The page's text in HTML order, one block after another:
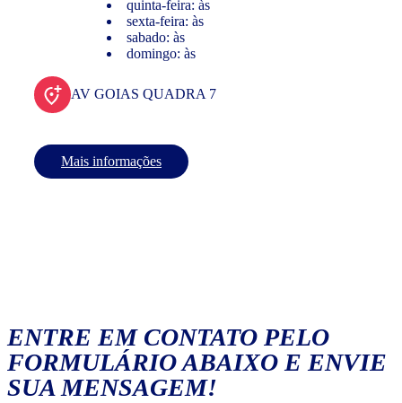
quinta-feira: às
sexta-feira: às
sabado: às
domingo: às
AV GOIAS QUADRA 7
Mais informações
ENTRE EM CONTATO PELO
FORMULÁRIO ABAIXO E ENVIE
SUA MENSAGEM!